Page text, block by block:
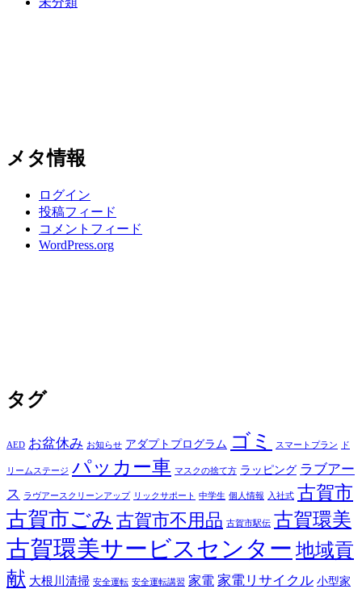
メタ情報
ログイン
投稿フィード
コメントフィード
WordPress.org
タグ
AED お盆休み お知らせ アダプトプログラム ゴミ スマートプラン ド
リームステージ パッカー車 マスクの捨て方 ラッピング ラブアー
ス
ラヴアースクリーンアップ リックサポート 中学生 個人情報 入社式 古賀市
古賀市ごみ 古賀市不用品 古賀市駅伝 古賀環美
古賀環美サービスセンター 地域貢
献 大根川清掃 安全運転 安全運転講習 家電 家電リサイクル 小型家